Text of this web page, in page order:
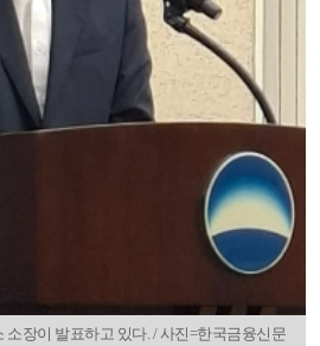
장이 발표하고 있다. / 사진=한국금융신문